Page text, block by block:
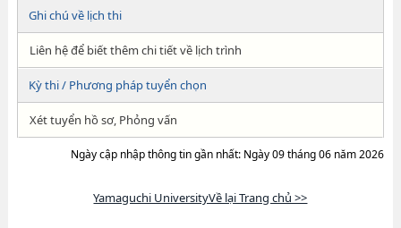
Ghi chú về lịch thi
Liên hệ để biết thêm chi tiết về lịch trình
Kỳ thi / Phương pháp tuyển chọn
Xét tuyển hồ sơ, Phỏng vấn
Ngày cập nhập thông tin gần nhất: Ngày 09 tháng 06 năm 2026
Yamaguchi UniversityVề lại Trang chủ >>